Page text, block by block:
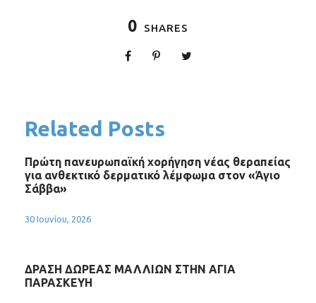
0 SHARES
Related Posts
Πρώτη πανευρωπαϊκή χορήγηση νέας θεραπείας
για ανθεκτικό δερματικό λέμφωμα στον «Άγιο
Σάββα»
30 Ιουνίου, 2026
ΔΡΑΣΗ ΔΩΡΕΑΣ ΜΑΛΛΙΩΝ ΣΤΗΝ ΑΓΙΑ
ΠΑΡΑΣΚΕΥΗ